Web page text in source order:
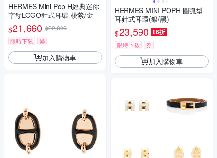
HERMES Mini Pop H經典迷你
字母LOGO針式耳環-桃紫/金
$21,660 $22,800
限時下殺
券
加入購物車
HERMES MINI POPH 圓弧型
耳針式耳環(銀/黑)
$23,590 86折
限時下殺 券
加入購物車